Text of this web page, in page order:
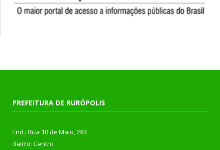
PREFEITURA DE RURÓPOLIS
End.: Rua 10 de Maio, 263
Bairro: Centro